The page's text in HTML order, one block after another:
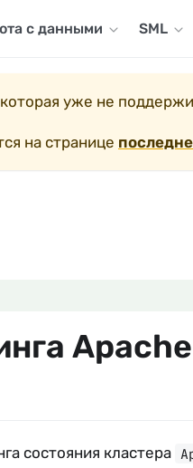
с данными SML
уже не
на странице
состояния кластера